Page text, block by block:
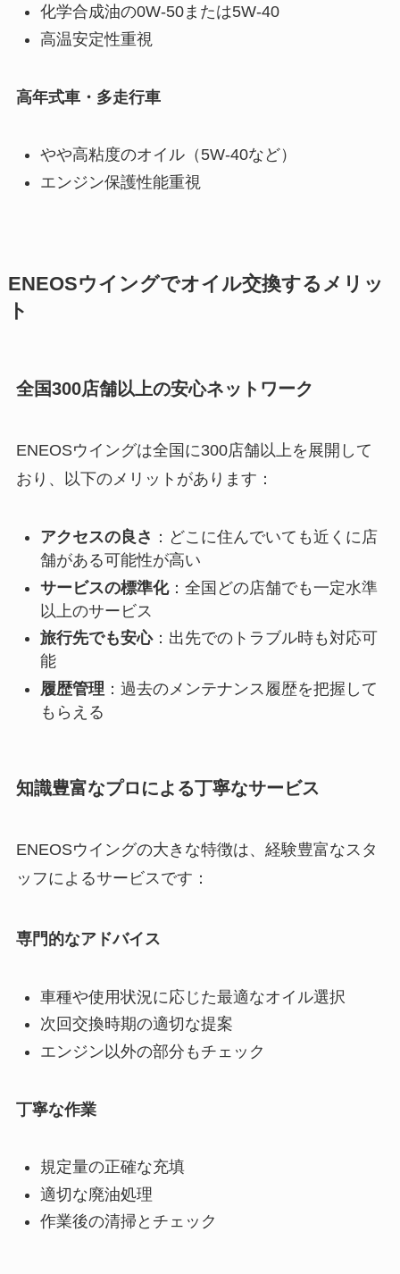
化学合成油の0W-50または5W-40
高温安定性重視
高年式車・多走行車
やや高粘度のオイル（5W-40など）
エンジン保護性能重視
ENEOSウイングでオイル交換するメリッ
ト
全国300店舗以上の安心ネットワーク
ENEOSウイングは全国に300店舗以上を展開して
おり、以下のメリットがあります：
アクセスの良さ ：どこに住んでいても近くに店
舗がある可能性が高い
サービスの標準化：全国どの店舗でも一定水準
以上のサービス
旅行先でも安心：出先でのトラブル時も対応可
能
履歴管理 ：過去のメンテナンス履歴を把握して
もらえる
知識豊富なプロによる丁寧なサービス
ENEOSウイングの大きな特徴は、経験豊富なスタ
ッフによるサービスです：
専門的なアドバイス
車種や使用状況に応じた最適なオイル選択
次回交換時期の適切な提案
エンジン以外の部分もチェック
丁寧な作業
規定量の正確な充填
適切な廃油処理
作業後の清掃とチェック